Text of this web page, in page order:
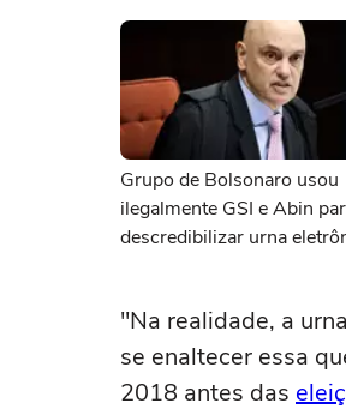
Grupo de Bolsonaro usou
ilegalmente GSI e Abin
descredibilizar urna
"Na realidade, a
se enaltecer essa
2018 antes das